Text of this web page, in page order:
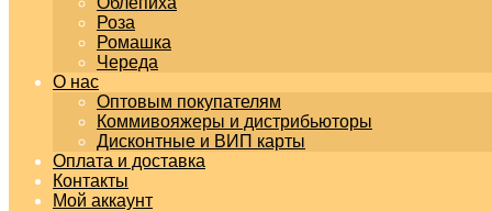
Роза
Ромашка
Череда
О нас
Оптовым покупателям
Коммивояжеры и дистрибьюторы
Дисконтные и ВИП карты
Оплата и доставка
Контакты
Мой аккаунт